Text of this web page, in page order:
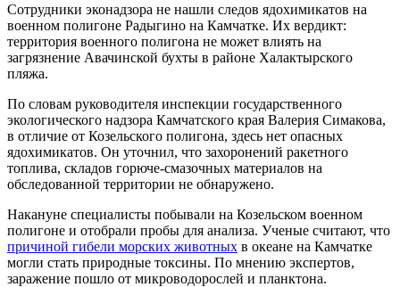
Сотрудники эконадзора не нашли следов ядохимикатов на
военном полигоне Радыгино на Камчатке. Их вердикт:
территория военного полигона не может влиять на
загрязнение Авачинской бухты в районе Халактырского
пляжа.
По словам руководителя инспекции государственного
экологического надзора Камчатского края Валерия Симакова,
в отличие от Козельского полигона, здесь нет опасных
ядохимикатов. Он уточнил, что захоронений ракетного
топлива, складов горюче-смазочных материалов на
обследованной территории не обнаружено.
Накануне специалисты побывали на Козельском военном
полигоне и отобрали пробы для анализа. Ученые считают, что
причиной гибели морских животных в океане на Камчатке
могли стать природные токсины. По мнению экспертов,
заражение пошло от микроводорослей и планктона.